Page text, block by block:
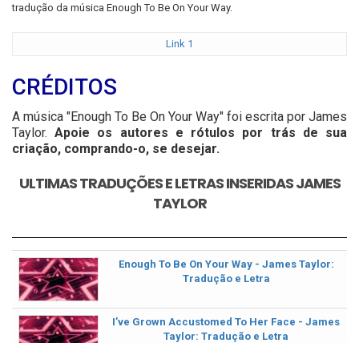
tradução da música Enough To Be On Your Way.
Link 1
CRÉDITOS
A música "Enough To Be On Your Way" foi escrita por James
Taylor.Apoie os autores e rótulos por trás de sua
criação, comprando-o, se desejar.
ULTIMAS TRADUÇÕES E LETRAS INSERIDAS JAMES
TAYLOR
Enough To Be On Your Way - James Taylor:
Tradução e Letra
I’ve Grown Accustomed To Her Face - James
Taylor: Tradução e Letra